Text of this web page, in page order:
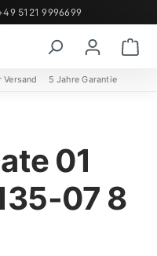
5121 9996699
Versand 5 Jahre Garantie
01
07 8